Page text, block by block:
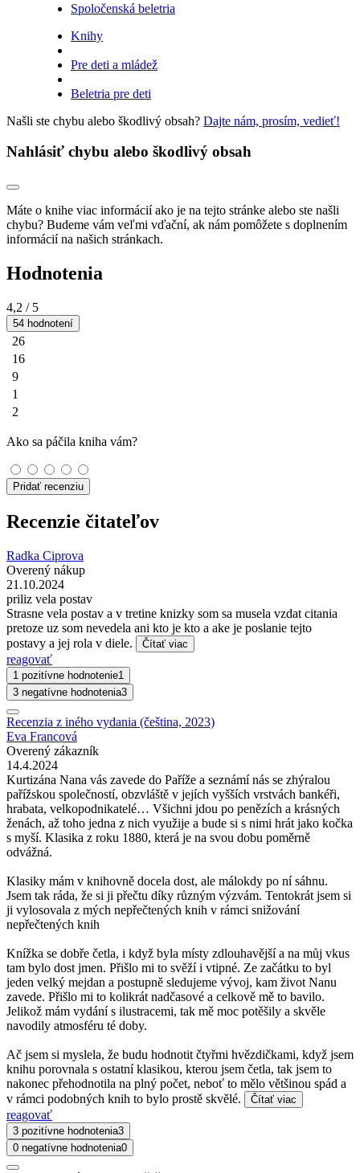
Spoločenská beletria
Knihy
Pre deti a mládež
Beletria pre deti
Našli ste chybu alebo škodlivý obsah? Dajte nám, prosím, vedieť!
Nahlásiť chybu alebo škodlivý obsah
Máte o knihe viac informácií ako je na tejto stránke alebo ste našli
chybu? Budeme vám veľmi vďační, ak nám pomôžete s doplnením
informácií na našich stránkach.
Hodnotenia
4,2 / 5
54 hodnotení
26
16
9
1
2
Ako sa páčila kniha vám?
Pridať recenziu
Recenzie čitateľov
Radka Ciprova
Overený nákup
21.10.2024
priliz vela postav
Strasne vela postav a v tretine knizky som sa musela vzdat citania
pretoze uz som nevedela ani kto je kto a ake je poslanie tejto
postavy a jej rola v diele.
Čítať viac
reagovať
1 pozitívne hodnotenie1
3 negatívne hodnotenia3
Recenzia z iného vydania (čeština, 2023)
Eva Francová
Overený zákazník
14.4.2024
Kurtizána Nana vás zavede do Paříže a seznámí nás se zhýralou
pařížskou společností, obzvláště v jejích vyšších vrstvách bankéři,
hrabata, velkopodnikatelé… Všichni jdou po penězích a krásných
ženách, až toho jedna z nich využije a bude si s nimi hrát jako kočka
s myší. Klasika z roku 1880, která je na svou dobu poměrně
odvážná.
Klasiky mám v knihovně docela dost, ale málokdy po ní sáhnu.
Jsem tak ráda, že si ji přečtu díky různým výzvám. Tentokrát jsem si
ji vylosovala z mých nepřečtených knih v rámci snižování
nepřečtených knih
Knížka se dobře četla, i když byla místy zdlouhavější a na můj vkus
tam bylo dost jmen. Přišlo mi to svěží i vtipné. Ze začátku to byl
jeden velký mejdan a postupně sledujeme vývoj, kam život Nanu
zavede. Přišlo mi to kolikrát nadčasové a celkově mě to bavilo.
Jelikož mám vydání s ilustracemi, tak mě moc potěšily a skvěle
navodily atmosféru té doby.
Ač jsem si myslela, že budu hodnotit čtyřmi hvězdičkami, když jsem
knihu porovnala s ostatní klasikou, kterou jsem četla, tak jsem to
nakonec přehodnotila na plný počet, neboť to mělo většinou spád a
v rámci podobných knih to bylo prostě skvělé.
Čítať viac
reagovať
3 pozitívne hodnotenia3
0 negatívne hodnotenia0